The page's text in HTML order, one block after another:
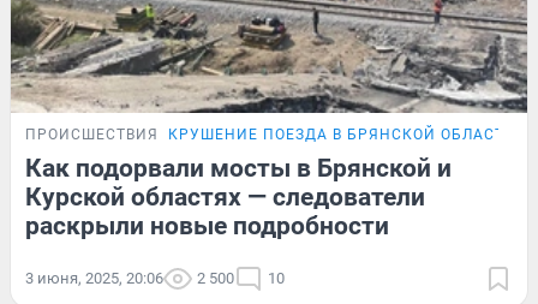
ПРОИСШЕСТВИЯ КРУШЕНИЕ ПОЕЗДА В БРЯНСКОЙ ОБЛАСТИ
Как подорвали мосты в Брянской и
Курской областях — следователи
раскрыли новые подробности
3 июня, 2025, 20:06 2 500 10